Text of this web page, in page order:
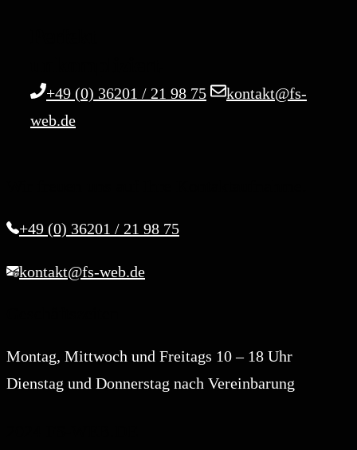
+49 (0) 36201 / 21 98 75
kontakt@fs-
web.de
+49 (0) 36201 / 21 98 75
kontakt@fs-web.de
Montag, Mittwoch und Freitags 10 – 18 Uhr
Dienstag und Donnerstag nach Vereinbarung